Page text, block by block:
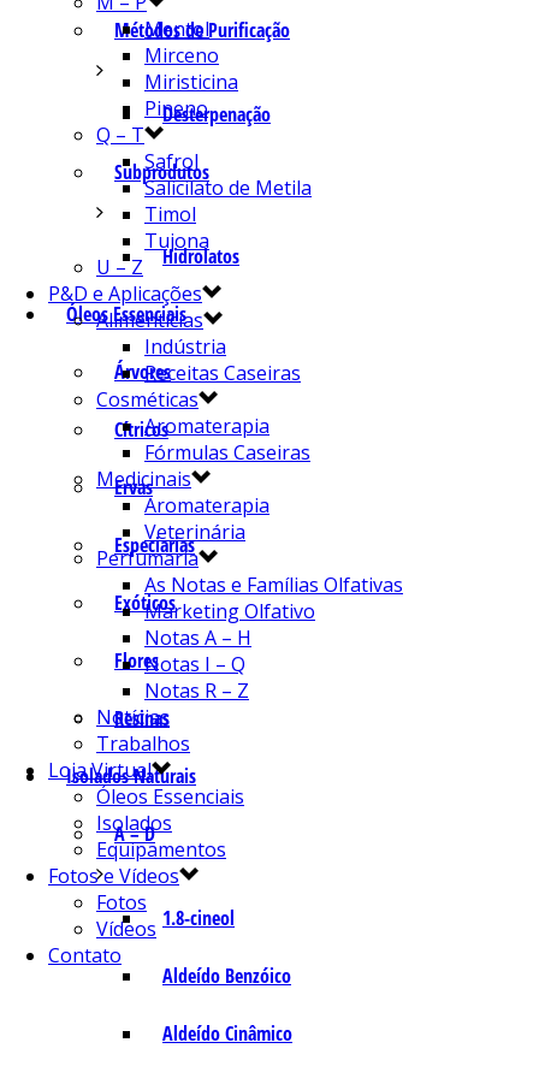
Métodos de Purificação
Desterpenação
Subprodutos
Hidrolatos
Óleos Essenciais
Árvores
Cítricos
Ervas
Especiarias
Exóticos
Flores
Resinas
Isolados Naturais
A – D
1.8-cineol
Aldeído Benzóico
Aldeído Cinâmico
Mentol
Mirceno
Miristicina
Pineno
Q – T
Safrol
Salicilato de Metila
Timol
Tujona
U – Z
P&D e Aplicações
Alimentícias
Indústria
Receitas Caseiras
Cosméticas
Aromaterapia
Fórmulas Caseiras
Medicinais
Aromaterapia
Veterinária
Perfumaria
As Notas e Famílias Olfativas
Marketing Olfativo
Notas A – H
Notas I – Q
Notas R – Z
Notícias
Trabalhos
Loja Virtual
Óleos Essenciais
Isolados
Equipamentos
Fotos e Vídeos
Fotos
Vídeos
Contato